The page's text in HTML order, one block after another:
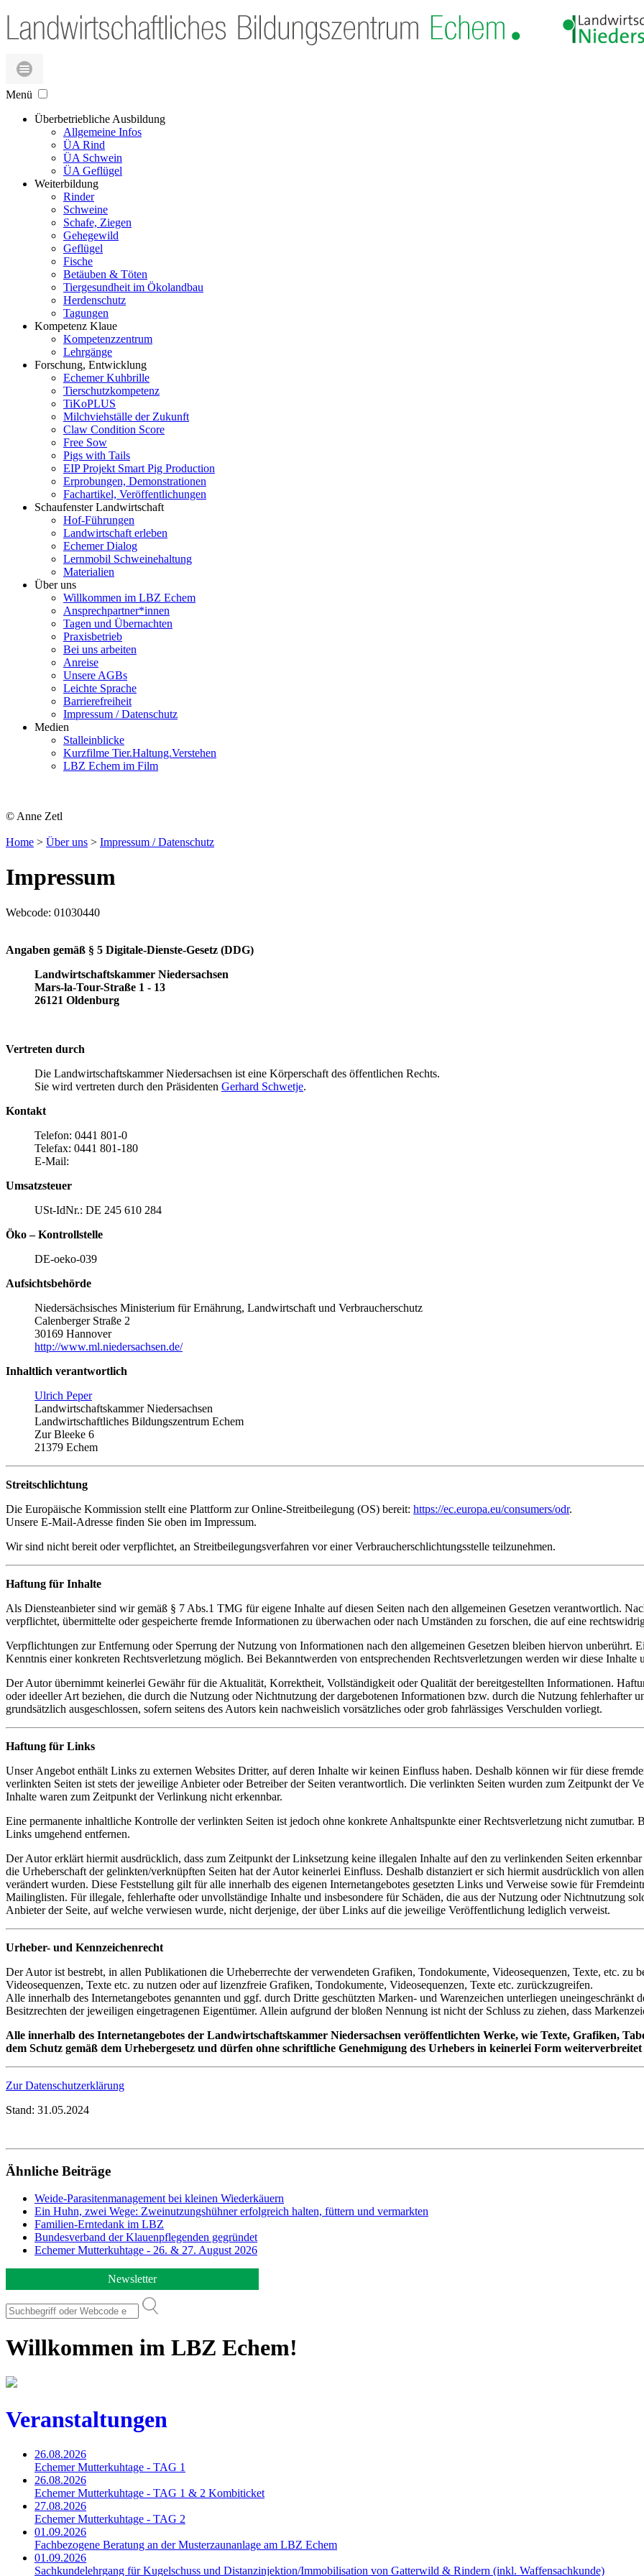
Menü
Überbetriebliche Ausbildung
Allgemeine Infos
ÜA Rind
ÜA Schwein
ÜA Geflügel
Weiterbildung
Rinder
Schweine
Schafe, Ziegen
Gehegewild
Geflügel
Fische
Betäuben & Töten
Tiergesundheit im Ökolandbau
Herdenschutz
Tagungen
Kompetenz Klaue
Kompetenzzentrum
Lehrgänge
Forschung, Entwicklung
Echemer Kuhbrille
Tierschutzkompetenz
TiKoPLUS
Milchviehställe der Zukunft
Claw Condition Score
Free Sow
Pigs with Tails
EIP Projekt Smart Pig Production
Erprobungen, Demonstrationen
Fachartikel, Veröffentlichungen
Schaufenster Landwirtschaft
Hof-Führungen
Landwirtschaft erleben
Echemer Dialog
Lernmobil Schweinehaltung
Materialien
Über uns
Willkommen im LBZ Echem
Ansprechpartner*innen
Tagen und Übernachten
Praxisbetrieb
Bei uns arbeiten
Anreise
Unsere AGBs
Leichte Sprache
Barrierefreiheit
Impressum / Datenschutz
Medien
Stalleinblicke
Kurzfilme Tier.Haltung.Verstehen
LBZ Echem im Film
© Anne Zetl
Home > Über uns > Impressum / Datenschutz
Impressum
Webcode: 01030440
Angaben gemäß § 5 Digitale-Dienste-Gesetz (DDG)
Landwirtschaftskammer Niedersachsen
Mars-la-Tour-Straße 1 - 13
26121 Oldenburg
Vertreten durch
Die Landwirtschaftskammer Niedersachsen ist eine Körperschaft des öffentlichen Rechts.
Sie wird vertreten durch den Präsidenten Gerhard Schwetje.
Kontakt
Telefon: 0441 801-0
Telefax: 0441 801-180
E-Mail:
Umsatzsteuer
USt-IdNr.: DE 245 610 284
Öko – Kontrollstelle
DE-oeko-039
Aufsichtsbehörde
Niedersächsisches Ministerium für Ernährung, Landwirtschaft und Verbraucherschutz
Calenberger Straße 2
30169 Hannover
http://www.ml.niedersachsen.de/
Inhaltlich verantwortlich
Ulrich Peper
Landwirtschaftskammer Niedersachsen
Landwirtschaftliches Bildungszentrum Echem
Zur Bleeke 6
21379 Echem
Streitschlichtung
Die Europäische Kommission stellt eine Plattform zur Online-Streitbeilegung (OS) bereit: https://ec.europa.eu/consumers/odr.
Unsere E-Mail-Adresse finden Sie oben im Impressum.
Wir sind nicht bereit oder verpflichtet, an Streitbeilegungsverfahren vor einer Verbraucherschlichtungsstelle teilzunehmen.
Haftung für Inhalte
Als Diensteanbieter sind wir gemäß § 7 Abs.1 TMG für eigene Inhalte auf diesen Seiten nach den allgemeinen Gesetzen verantwortlich.
verpflichtet, übermittelte oder gespeicherte fremde Informationen zu überwachen oder nach Umständen zu forschen, die auf eine
Verpflichtungen zur Entfernung oder Sperrung der Nutzung von Informationen nach den allgemeinen Gesetzen bleiben hiervon unberührt.
Kenntnis einer konkreten Rechtsverletzung möglich. Bei Bekanntwerden von entsprechenden Rechtsverletzungen werden wir diese Inhalte
Der Autor übernimmt keinerlei Gewähr für die Aktualität, Korrektheit, Vollständigkeit oder Qualität der bereitgestellten Informationen.
oder ideeller Art beziehen, die durch die Nutzung oder Nichtnutzung der dargebotenen Informationen bzw. durch die Nutzung fehlerhafter
grundsätzlich ausgeschlossen, sofern seitens des Autors kein nachweislich vorsätzliches oder grob fahrlässiges Verschulden vorliegt.
Haftung für Links
Unser Angebot enthält Links zu externen Websites Dritter, auf deren Inhalte wir keinen Einfluss haben. Deshalb können wir für diese
verlinkten Seiten ist stets der jeweilige Anbieter oder Betreiber der Seiten verantwortlich. Die verlinkten Seiten wurden zum Zeitpunkt der
Inhalte waren zum Zeitpunkt der Verlinkung nicht erkennbar.
Eine permanente inhaltliche Kontrolle der verlinkten Seiten ist jedoch ohne konkrete Anhaltspunkte einer Rechtsverletzung nicht
Links umgehend entfernen.
Der Autor erklärt hiermit ausdrücklich, dass zum Zeitpunkt der Linksetzung keine illegalen Inhalte auf den zu verlinkenden Seiten
die Urheberschaft der gelinkten/verknüpften Seiten hat der Autor keinerlei Einfluss. Deshalb distanziert er sich hiermit ausdrücklich von
verändert wurden. Diese Feststellung gilt für alle innerhalb des eigenen Internetangebotes gesetzten Links und Verweise sowie für
Mailinglisten. Für illegale, fehlerhafte oder unvollständige Inhalte und insbesondere für Schäden, die aus der Nutzung oder Nichtnutzung
Anbieter der Seite, auf welche verwiesen wurde, nicht derjenige, der über Links auf die jeweilige Veröffentlichung lediglich verweist.
Urheber- und Kennzeichenrecht
Der Autor ist bestrebt, in allen Publikationen die Urheberrechte der verwendeten Grafiken, Tondokumente, Videosequenzen, Texte, etc. zu
Videosequenzen, Texte etc. zu nutzen oder auf lizenzfreie Grafiken, Tondokumente, Videosequenzen, Texte etc. zurückzugreifen.
Alle innerhalb des Internetangebotes genannten und ggf. durch Dritte geschützten Marken- und Warenzeichen unterliegen uneingeschränkt
Besitzrechten der jeweiligen eingetragenen Eigentümer. Allein aufgrund der bloßen Nennung ist nicht der Schluss zu ziehen, dass
Alle innerhalb des Internetangebotes der Landwirtschaftskammer Niedersachsen veröffentlichten Werke, wie Texte, Grafiken,
dem Schutz gemäß dem Urhebergesetz und dürfen ohne schriftliche Genehmigung des Urhebers in keinerlei Form
Zur Datenschutzerklärung
Stand: 31.05.2024
Ähnliche Beiträge
Weide-Parasitenmanagement bei kleinen Wiederkäuern
Ein Huhn, zwei Wege: Zweinutzungshühner erfolgreich halten, füttern und vermarkten
Familien-Erntedank im LBZ
Bundesverband der Klauenpflegenden gegründet
Echemer Mutterkuhtage - 26. & 27. August 2026
Newsletter
Willkommen im LBZ Echem!
Veranstaltungen
26.08.2026
Echemer Mutterkuhtage - TAG 1
26.08.2026
Echemer Mutterkuhtage - TAG 1 & 2 Kombiticket
27.08.2026
Echemer Mutterkuhtage - TAG 2
01.09.2026
Fachbezogene Beratung an der Musterzaunanlage am LBZ Echem
01.09.2026
Sachkundelehrgang für Kugelschuss und Distanzinjektion/Immobilisation von Gatterwild & Rindern (inkl. Waffensachkunde)